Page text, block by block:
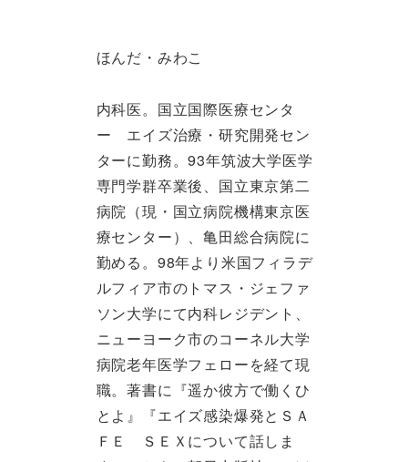
ほんだ・みわこ
内科医。国立国際医療センタ
ー エイズ治療・研究開発セン
ターに勤務。93年筑波大学医学
専門学群卒業後、国立東京第二
病院（現・国立病院機構東京医
療センター）、亀田総合病院に
勤める。98年より米国フィラデ
ルフィア市のトマス・ジェファ
ソン大学にて内科レジデント、
ニューヨーク市のコーネル大学
病院老年医学フェローを経て現
職。著書に『遥か彼方で働くひ
とよ』『エイズ感染爆発とＳＡ
ＦＥ ＳＥＸについて話しま